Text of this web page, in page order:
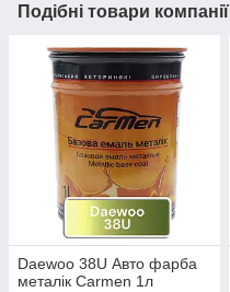
Подібні товари компанії
Daewoo 38U Авто фарба
металік Carmen 1л